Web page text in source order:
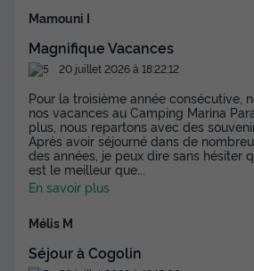
Voir les
MOBILHOME 6 personnes -
Mamouni I
Magnifique Vacances
20 juillet 2026 à 18:22:12
Pour la troisième année consécutive,
nos vacances au Camping Marina
plus, nous repartons avec des
Après avoir séjourné dans de
des années, je peux dire sans hésiter
est le meilleur que
En savoir plus
Mélis M
Séjour à Cogolin